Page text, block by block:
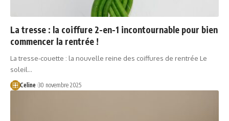
La tresse : la coiffure 2-en-1 incontournable pour bien
commencer la rentrée !
La tresse-couette : la nouvelle reine des coiffures de rentrée Le
soleil…
Celine 30 novembre 2025